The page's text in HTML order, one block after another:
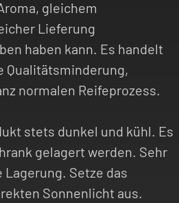
gleichem
Lieferung
haben kann. Es handelt
Qualitätsminderung,
normalen Reifeprozess.
stets dunkel und kühl. Es
gelagert werden. Sehr
Setze das
Sonnenlicht aus.